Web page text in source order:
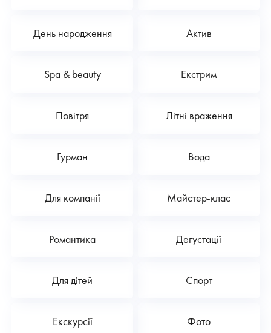
День народження Актив
Spa & beauty Екстрим
Повітря Літні враження
Гурман Вода
Для компанії Майстер-клас
Романтика Дегустації
Для дітей Спорт
Екскурсії Фото